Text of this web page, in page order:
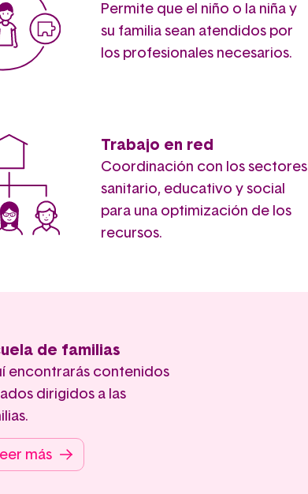
Permite que el niño o la niña y
su familia sean atendidos por
los profesionales necesarios.
Trabajo en red
Coordinación con los sectores
sanitario, educativo y social
para una optimización de los
recursos.
de familias
encontrarás contenidos
dirigidos a las
más